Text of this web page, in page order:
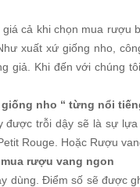
cả khi chọn mua rượu
xuất xứ giống nho,
giả. Khi đến với chúng
nho “ từng nổi
được trỗi dậy sẽ là sự
Rouge. Hoặc Rượu
rượu vang ngon
dùng. Điểm số sẽ được